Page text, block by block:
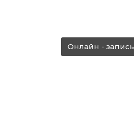
Онлайн - запись